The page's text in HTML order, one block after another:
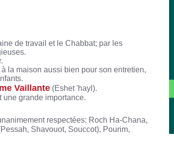
de travail et le Chabbat; par les
la maison aussi bien pour son entretien,
Vaillante (Eshet 'hayl).
une grande importance.
respectées: Roch Ha-Chana,
Shavouot, Souccot), Pourim,